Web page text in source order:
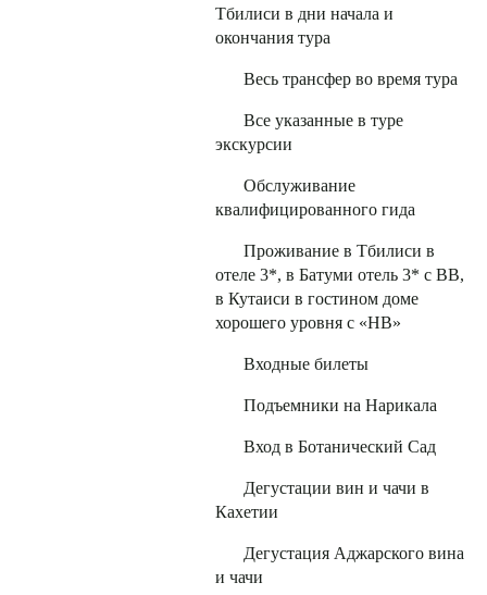
Тбилиси в дни начала и
окончания тура
Весь трансфер во время тура
Все указанные в туре
экскурсии
Обслуживание
квалифицированного гида
Проживание в Тбилиси в
отеле 3*, в Батуми отель 3* с ВВ,
в Кутаиси в гостином доме
хорошего уровня с «НВ»
Входные билеты
Подъемники на Нарикала
Вход в Ботанический Сад
Дегустации вин и чачи в
Кахетии
Дегустация Аджарского вина
и чачи